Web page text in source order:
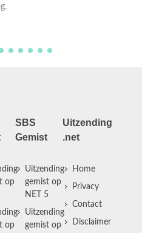
tot circa 40 meter
op
op
SBS
Gemist
Uitzending
gemist op
NET 5
Uitzending
gemist op
Uitzending
.net
Home
Privacy
Contact
Disclaimer